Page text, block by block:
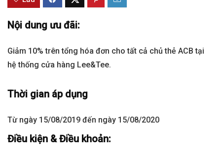
Nội dung ưu đãi:
Giảm 10% trên tổng hóa đơn cho tất cả chủ thẻ ACB tại
hệ thống cửa hàng Lee&Tee.
Thời gian áp dụng
Từ ngày 15/08/2019 đến ngày 15/08/2020
Điều kiện & Điều khoản: